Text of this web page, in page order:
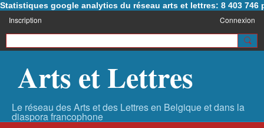
Statistiques google analytics du réseau arts et lettres: 8 403 746
Inscription Connexion
Arts et Lettres